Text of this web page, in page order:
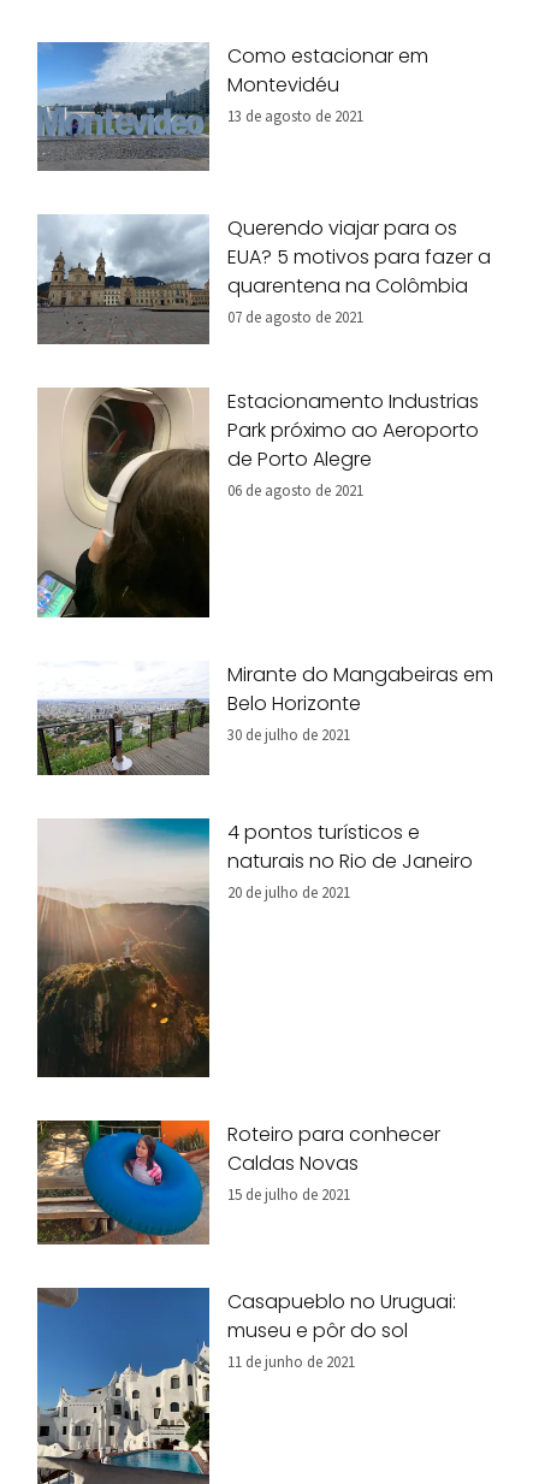
Como estacionar em
Montevidéu
13 de agosto de 2021
Querendo viajar para os
EUA? 5 motivos para fazer a
quarentena na Colômbia
07 de agosto de 2021
Estacionamento Industrias
Park próximo ao Aeroporto
de Porto Alegre
06 de agosto de 2021
Mirante do Mangabeiras em
Belo Horizonte
30 de julho de 2021
4 pontos turísticos e
naturais no Rio de Janeiro
20 de julho de 2021
Roteiro para conhecer
Caldas Novas
15 de julho de 2021
Casapueblo no Uruguai:
museu e pôr do sol
11 de junho de 2021